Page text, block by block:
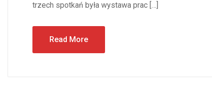
trzech spotkań była wystawa prac […]
Read More